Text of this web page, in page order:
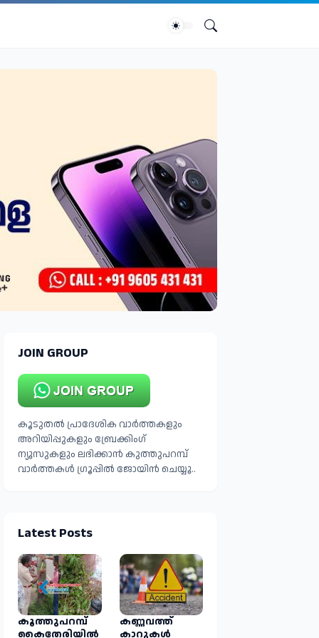
JOIN GROUP
കൂടുതൽ പ്രാദേശിക വാർത്തകളും
അറിയിപ്പുകളും ബ്രേക്കിംഗ്
ന്യൂസുകളും ലഭിക്കാൻ കുത്തുപറമ്പ്
വാർത്തകൾ ഗ്രൂപ്പിൽ ജോയിൻ ചെയ്യൂ..
Latest Posts
കൂത്തുപറമ്പ്
കൈതേരിയിൽ
കണ്ണവത്ത്
കാറുകൾ